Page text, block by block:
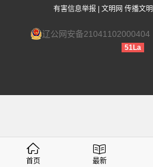
有害信息举报 文明网 传播文明
辽公网安备21041102000404
51La
首页 最新